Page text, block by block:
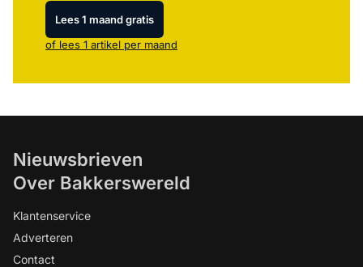
Lees 1 maand gratis
of lees 1 artikel per maand
Nieuwsbrieven
Over Bakkerswereld
Klantenservice
Adverteren
Contact